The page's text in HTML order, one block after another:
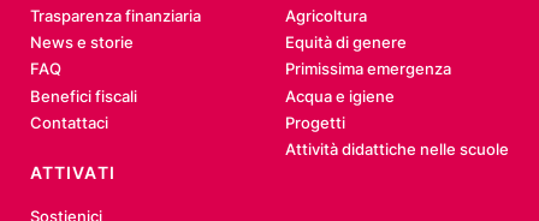
Trasparenza finanziaria
News e storie
FAQ
Benefici fiscali
Contattaci
Agricoltura
Equità di genere
Primissima emergenza
Acqua e igiene
Progetti
Attività didattiche nelle scuole
ATTIVATI
Sostienici